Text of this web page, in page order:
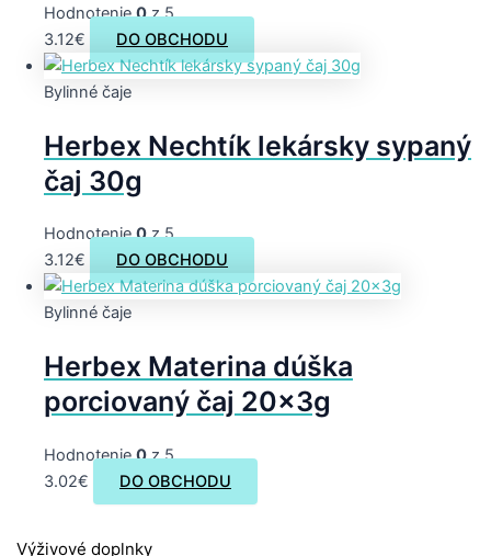
Výživové doplnky
Hodnotenie0z 5
3.12€ DO OBCHODU
Bylinné čaje
Herbex Nechtík lekársky sypaný
čaj 30g
Hodnotenie0z 5
3.12€ DO OBCHODU
Bylinné čaje
Herbex Materina dúška
porciovaný čaj 20x3g
Hodnotenie0z 5
3.02€ DO OBCHODU